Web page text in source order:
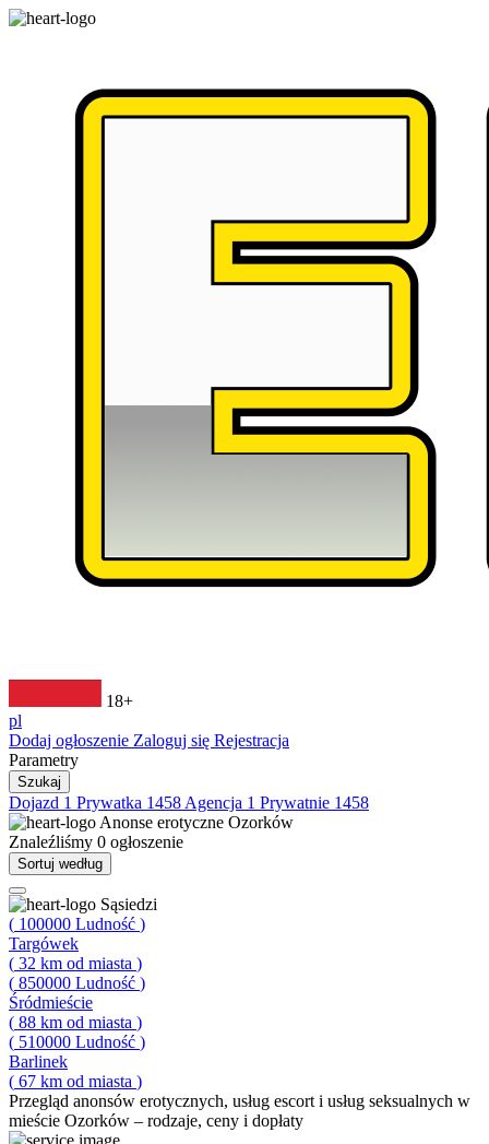
18+
pl
Dodaj ogłoszenie Zaloguj się Rejestracja
Parametry
Szukaj
Dojazd 1 Prywatka 1458 Agencja 1 Prywatnie 1458
Anonse erotyczne Ozorków
Znaleźliśmy 0 ogłoszenie
Sortuj według
Sąsiedzi
( 100000 Ludność )
Targówek
( 32 km od miasta )
( 850000 Ludność )
Śródmieście
( 88 km od miasta )
( 510000 Ludność )
Barlinek
( 67 km od miasta )
Przegląd anonsów erotycznych, usług escort i usług seksualnych w
mieście Ozorków – rodzaje, ceny i dopłaty